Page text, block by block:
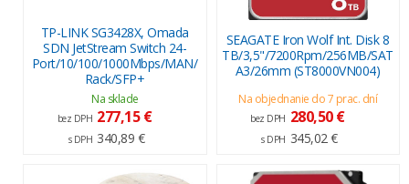
TP-LINK SG3428X, Omada
SDN JetStream Switch 24-
Port/10/100/1000Mbps/MAN/
Rack/SFP+
Na sklade
bez DPH 277,15 €
s DPH 340,89 €
SEAGATE Iron Wolf Int. Disk 8
TB/3,5"/7200Rpm/256MB/SAT
A3/26mm (ST8000VN004)
Na objednanie do 7 prac. dní
bez DPH 280,50 €
s DPH 345,02 €